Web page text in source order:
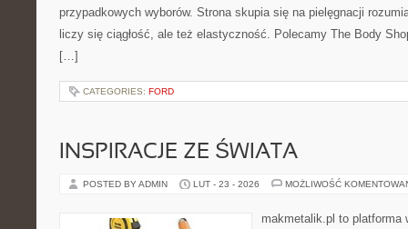
przypadkowych wyborów. Strona skupia się na pielęgnacji
liczy się ciągłość, ale też elastyczność. Polecamy The Body
[…]
CATEGORIES: FORD
INSPIRACJE ZE ŚWIATA
POSTED BY ADMIN LUT - 23 - 2026 MOŻLIWOŚĆ
makmetalik.pl to platforma